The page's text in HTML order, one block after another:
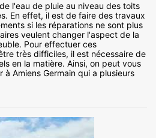
l'eau de pluie au niveau des toits
En effet, il est de faire des travaux
si les réparations ne sont plus
veulent changer l'aspect de la
Pour effectuer ces
très difficiles, il est nécessaire de
en la matière. Ainsi, on peut vous
à Amiens Germain qui a plusieurs